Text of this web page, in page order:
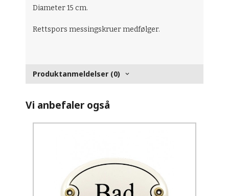
Diameter 15 cm.
Rettspors messingskruer medfølger.
Produktanmeldelser (0)
Vi anbefaler også